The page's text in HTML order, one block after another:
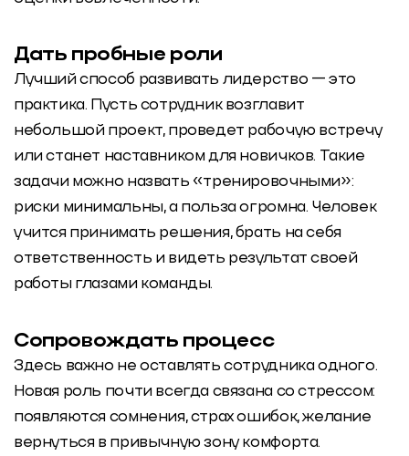
Дать пробные роли
Лучший способ развивать лидерство — это
практика. Пусть сотрудник возглавит
небольшой проект, проведет рабочую встречу
или станет наставником для новичков. Такие
задачи можно назвать «тренировочными»:
риски минимальны, а польза огромна. Человек
учится принимать решения, брать на себя
ответственность и видеть результат своей
работы глазами команды.
Сопровождать процесс
Здесь важно не оставлять сотрудника одного.
Новая роль почти всегда связана со стрессом:
появляются сомнения, страх ошибок, желание
вернуться в привычную зону комфорта.